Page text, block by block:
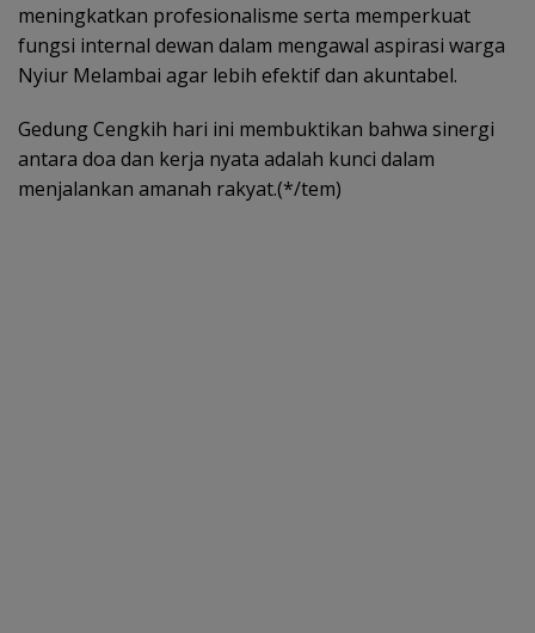
meningkatkan profesionalisme serta memperkuat
fungsi internal dewan dalam mengawal aspirasi warga
Nyiur Melambai agar lebih efektif dan akuntabel.
Gedung Cengkih hari ini membuktikan bahwa sinergi
antara doa dan kerja nyata adalah kunci dalam
menjalankan amanah rakyat.(*/tem)